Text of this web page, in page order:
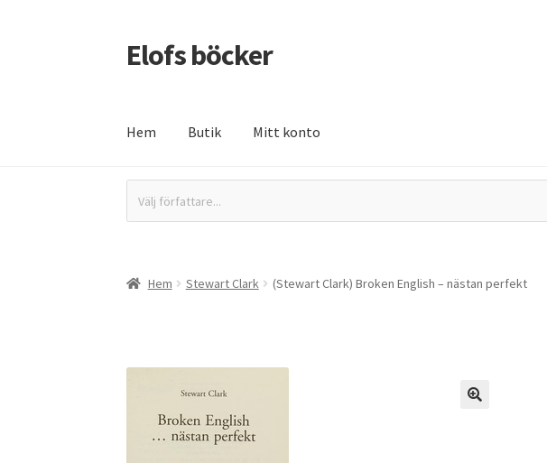
Hoppa
till
Hoppa
till
Elofs böcker
Hem Butik Mitt konto
Välj författare...
Hem Stewart Clark (Stewart Clark) Broken English – nästan perfekt